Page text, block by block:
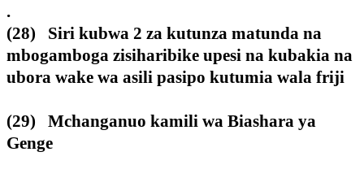
.
(28) Siri kubwa 2 za kutunza matunda na
mbogamboga zisiharibike upesi na kubakia na
ubora wake wa asili pasipo kutumia wala friji
(29) Mchanganuo kamili wa Biashara ya
Genge